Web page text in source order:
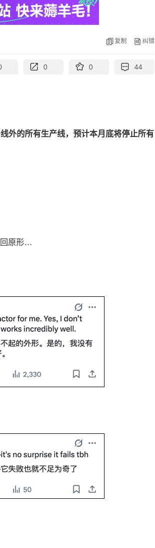
复制 纠错
0 0 44
外的所有生产线，预计本月底将停止所有
回原形…